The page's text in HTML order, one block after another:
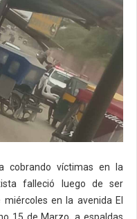
cobrando víctimas en la
falleció luego de ser
en la avenida El
15 de Marzo, a espaldas